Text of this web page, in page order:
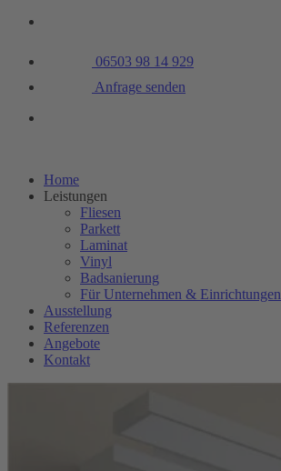
06503 98 14 929
Anfrage senden
Home
Leistungen
Fliesen
Parkett
Laminat
Vinyl
Badsanierung
Für Unternehmen & Einrichtungen
Ausstellung
Referenzen
Angebote
Kontakt